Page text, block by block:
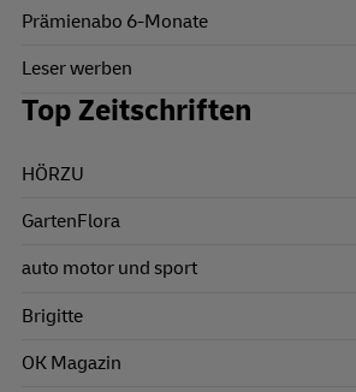
Prämienabo 6-Monate
Leser werben
Top Zeitschriften
HÖRZU
GartenFlora
auto motor und sport
Brigitte
OK Magazin